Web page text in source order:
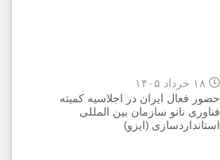
حضور فعال ایران در اجلاسیه کمیته
فناوری نانو سازمان بین المللی
استانداردسازی (ایزو)